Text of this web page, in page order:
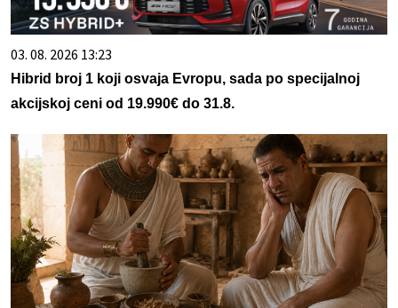
03. 08. 2026 13:23
Hibrid broj 1 koji osvaja Evropu, sada po specijalnoj
akcijskoj ceni od 19.990€ do 31.8.